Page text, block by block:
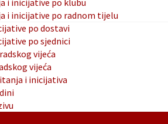
i inicijative po klubu
i inicijative po radnom tijelu
po dostavi
po sjednici
vijeća
vijeća
i inicijativa